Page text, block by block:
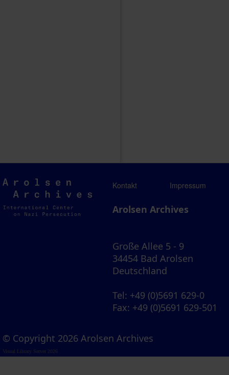
Arolsen
Archives
Kontakt Impressum
Arolsen Archives
Große Allee 5 - 9
34454 Bad Arolsen
Deutschland
Tel: +49 (0)5691 629-0
Fax: +49 (0)5691 629-501
© Copyright 2026 Arolsen Archives
Visual Library Server 2026